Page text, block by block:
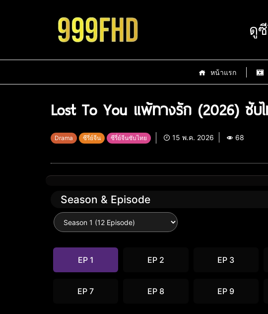
ดู
หน้าแรก
Lost To You แพ้ทางรัก (2026) ซับไท
Drama ซีรี่ย์จีน ซีรี่ย์จีนซับไทย 15 พ.ค. 2026 68
Season & Episode
EP 1 EP 2 EP 3
EP 7 EP 8 EP 9